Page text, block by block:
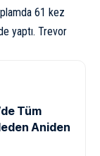
61 kez
yaptı. Trevor
Tüm
Aniden